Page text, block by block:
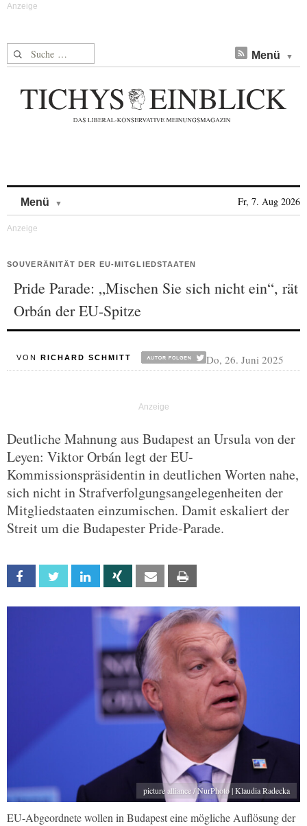
Suche nach: Menü
Menü Fr, 7. Aug 2026
SOUVERÄNITÄT DER EU-MITGLIEDSTAATEN
Pride Parade: „Mischen Sie sich nicht ein“, rät
Orbán der EU-Spitze
VON RICHARD SCHMITT Do, 26. Juni 2025
Deutliche Mahnung aus Budapest an Ursula von der
Leyen: Viktor Orbán legt der EU-
Kommissionspräsidentin in deutlichen Worten nahe,
sich nicht in Strafverfolgungsangelegenheiten der
Mitgliedstaaten einzumischen. Damit eskaliert der
Streit um die Budapester Pride-Parade.
Facebook Twitter Linkedin Xing Email
picture alliance / NurPhoto | Klaudia Radecka
EU-Abgeordnete wollen in Budapest eine mögliche Auflösung der